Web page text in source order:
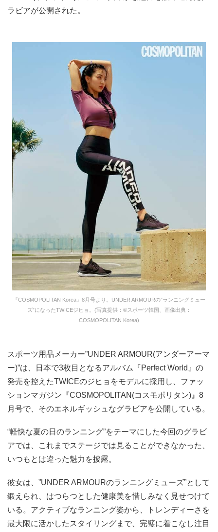
ラビアが公開された。
『COSMOPOLITAN Korea』8月号より。UNDER ARMOURの”ランニングミュー
ズ”になったTWICEジヒョ。(写真提供：©スポーツ韓国、画像出典：
COSMOPOLITAN Korea)
スポーツ用品メーカー”UNDER ARMOUR(アンダーアーマ
ー)”は、日本で3枚目となるアルバム『Perfect World』の
発売を控えたTWICEのジヒョをモデルに採用し、ファッ
ションマガジン『COSMOPOLITAN(コスモポリタン)』8
月号で、そのエネルギッシュなグラビアを公開している。
“軽快な夏の日のランニング”をテーマにした今回のグラビ
アでは、これまでステージでは見ることができなかった、
いつもとは違った魅力を披露。
彼女は、”UNDER ARMOURのランニングミューズ”として
鍛えられ、はつらつとした健康美を惜しみなく見せつけて
いる。アクティブなランニング姿から、トレンディーさを
最大限に活かしたスタイリングまで、完璧に着こなし注目